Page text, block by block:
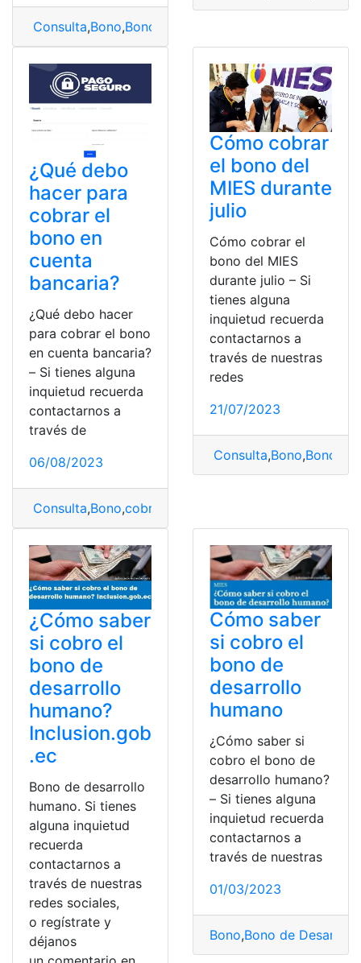
Consulta,Bono,Bono de Desarrollo Humano
¿Qué debo
hacer para
cobrar el
bono en
cuenta
bancaria?
¿Qué debo hacer
para cobrar el bono
en cuenta bancaria?
– Si tienes alguna
inquietud recuerda
contactarnos a
través de
06/08/2023
Consulta,Bono,cobrar
Cómo cobrar
el bono del
MIES durante
julio
Cómo cobrar el
bono del MIES
durante julio – Si
tienes alguna
inquietud recuerda
contactarnos a
través de nuestras
redes
21/07/2023
Consulta,Bono,Bono
¿Cómo saber
si cobro el
bono de
desarrollo
humano?
Inclusion.gob
.ec
Bono de desarrollo
humano. Si tienes
alguna inquietud
recuerda
contactarnos a
través de nuestras
redes sociales,
o regístrate y
déjanos
Cómo saber
si cobro el
bono de
desarrollo
humano
¿Cómo saber si
cobro el bono de
desarrollo humano?
– Si tienes alguna
inquietud recuerda
contactarnos a
través de nuestras
01/03/2023
Bono,Bono de